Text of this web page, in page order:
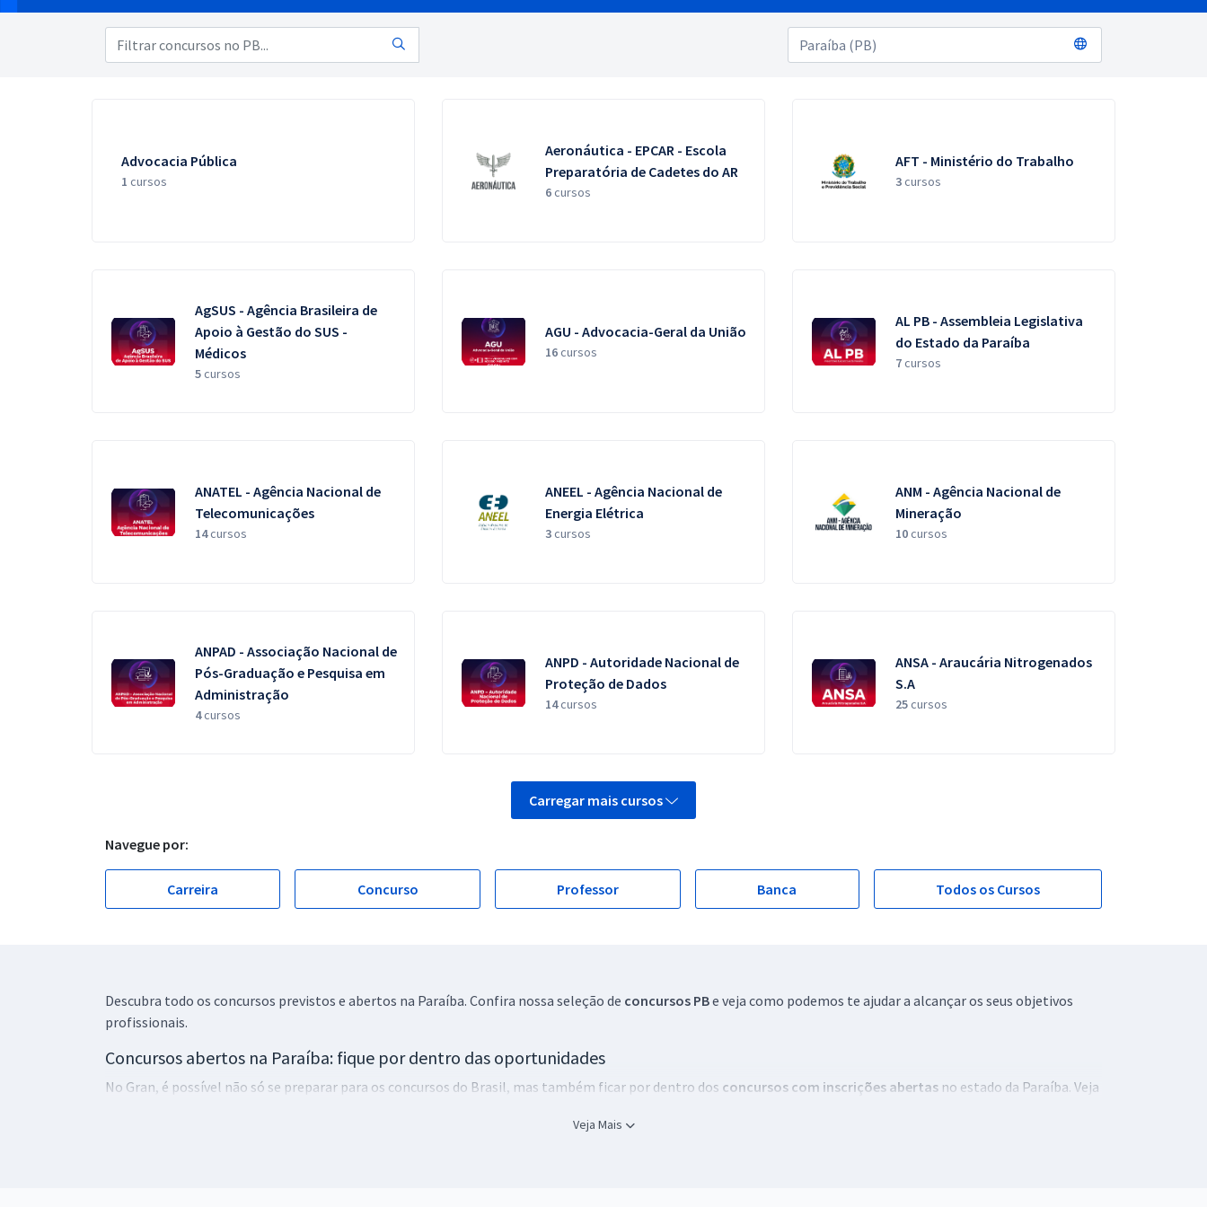
Pós
Advocacia Pública
1 cursos
Aeronáutica - EPCAR - Escola
Preparatória de Cadetes do AR
6cursos
AFT - Ministério do Trabalho
3cursos
AgSUS - Agência Brasileira de
Apoio à Gestão do SUS -
Médicos
5cursos
AGU - Advocacia-Geral da União
16cursos
AL PB - Assembleia Legislativa
do Estado da Paraíba
7cursos
ANATEL - Agência Nacional de
Telecomunicações
14cursos
ANEEL - Agência Nacional de
Energia Elétrica
3cursos
ANM - Agência Nacional de
Mineração
10cursos
ANPAD - Associação Nacional de
Pós-Graduação e Pesquisa em
Administração
4cursos
ANPD - Autoridade Nacional de
Proteção de Dados
14cursos
ANSA - Araucária Nitrogenados
S.A
25cursos
Carregar mais cursos
Navegue por:
Carreira Concurso Professor Banca Todos os Cursos
Descubra todo os concursos previstos e abertos na Paraíba. Confira nossa seleção de concursos PBe veja como podemos te ajudar a alcançar os seus objetivos
profissionais.
Concursos abertos na Paraíba: fique por dentro das oportunidades
No Gran, é possível não só se preparar para os concursos do Brasil, mas também ficar por dentro dos concursos com inscrições abertas no estado da Paraíba. Veja
Veja Mais